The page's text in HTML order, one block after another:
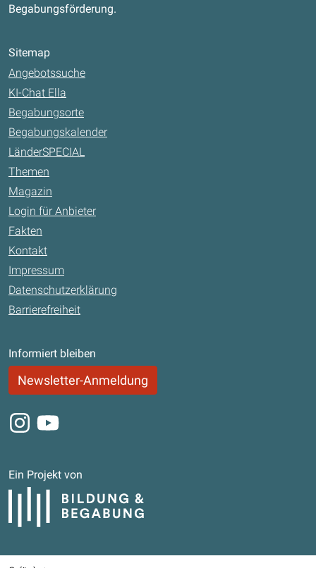
Begabungsförderung.
Sitemap
Angebotssuche
KI-Chat Ella
Begabungsorte
Begabungskalender
LänderSPECIAL
Themen
Magazin
Login für Anbieter
Fakten
Kontakt
Impressum
Datenschutzerklärung
Barrierefreiheit
Informiert bleiben
Newsletter-Anmeldung
Instagram
Youtube
Ein Projekt von
Bildung und Begabung